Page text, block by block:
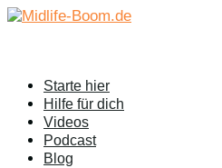
Starte hier
Hilfe für dich
Videos
Podcast
Blog